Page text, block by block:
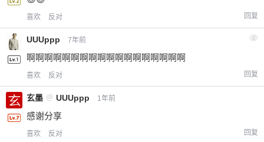
喜欢 反对 回复
UUUppp 7年前 2
啊啊啊啊啊啊啊啊啊啊啊啊啊啊啊啊啊啊
喜欢 反对 回复
玄墨 @ UUUppp 1年前
感谢分享
喜欢 反对 回复